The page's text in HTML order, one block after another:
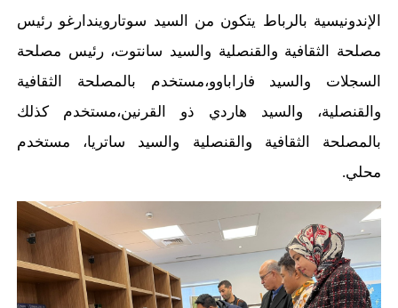
الإندونيسية بالرباط يتكون من السيد سوتارويندارغو رئيس
مصلحة الثقافية والقنصلية والسيد سانتوت، رئيس مصلحة
السجلات والسيد فاراباوو،مستخدم بالمصلحة الثقافية
والقنصلية، والسيد هاردي ذو القرنين،مستخدم كذلك
بالمصلحة الثقافية والقنصلية والسيد ساتريا، مستخدم
محلي.